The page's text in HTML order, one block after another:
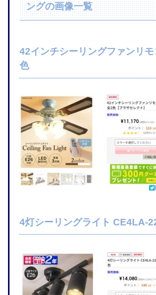
ングの画像一覧
42インチシーリングファンリ
色
4灯シーリングライト CE4LA-